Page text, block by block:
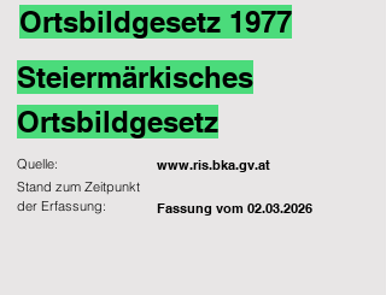
Ortsbildgesetz 1977
Steiermärkisches
Ortsbildgesetz
Quelle: www.ris.bka.gv.at
Fassung vom 02.03.2026
Stand zum Zeitpunkt
der Erfassung: